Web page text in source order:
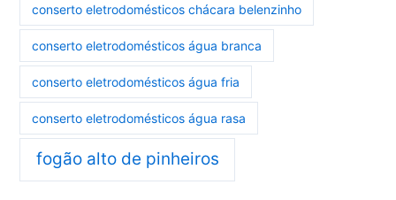
conserto eletrodomésticos chácara belenzinho
conserto eletrodomésticos água branca
conserto eletrodomésticos água fria
conserto eletrodomésticos água rasa
fogão alto de pinheiros